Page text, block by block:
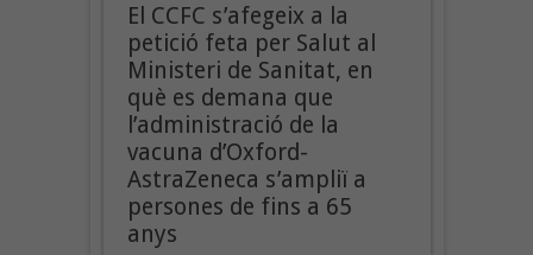
El CCFC s’afegeix a la
petició feta per Salut al
Ministeri de Sanitat, en
què es demana que
l’administració de la
vacuna d’Oxford-
AstraZeneca s’ampliï a
persones de fins a 65
anys